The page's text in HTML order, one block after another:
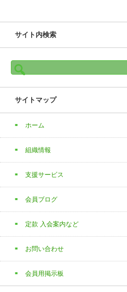
サイト内検索
検
索:
サイトマップ
ホーム
組織情報
支援サービス
会員ブログ
定款 入会案内など
お問い合わせ
会員用掲示板